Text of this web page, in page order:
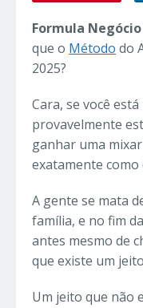
Formula
que o Método do
2025?
Cara, se você
provavelmente
ganhar uma
exatamente como
A gente se mata
família, e no fim
antes mesmo de
que existe um
Um jeito que não